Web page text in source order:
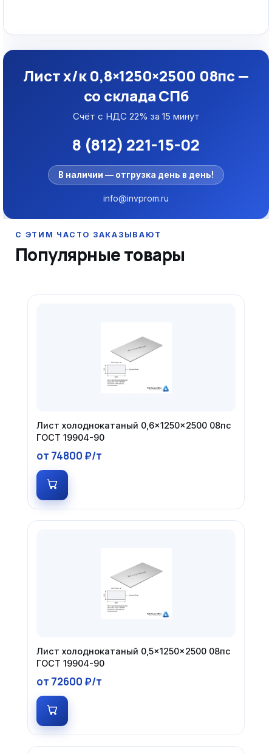
Лист х/к 0,8×1250×2500 08пс —
со склада СПб
Счёт с НДС 22% за 15 минут
8 (812) 221-15-02
В наличии — отгрузка день в день!
info@invprom.ru
Популярные товары
Лист холоднокатаный 0,6×1250×2500 08пс
ГОСТ 19904-90
от 74800 ₽/т
Лист холоднокатаный 0,5×1250×2500 08пс
ГОСТ 19904-90
от 72600 ₽/т